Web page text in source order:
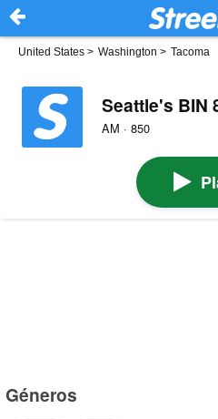
United States > Washington > Tacoma
Seattle's BIN
AM · 850
Géneros